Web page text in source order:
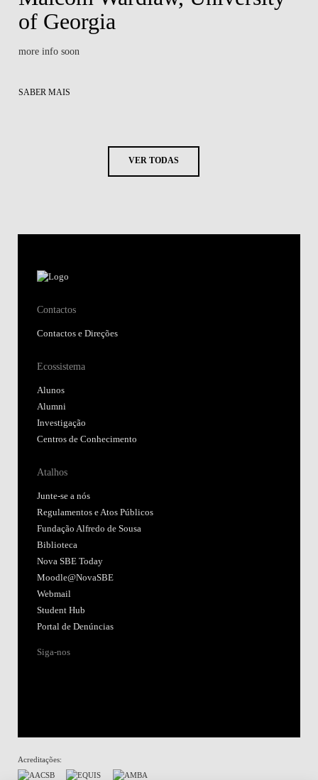
of Georgia
more info soon
SABER MAIS
VER TODAS
Contactos
Contactos e Direções
Ecossistema
Alunos
Alumni
Investigação
Centros de Conhecimento
Atalhos
Junte-se a nós
Regulamentos e Atos Públicos
Fundação Alfredo de Sousa
Biblioteca
Nova SBE Today
Moodle@NovaSBE
Webmail
Student Hub
Portal de Denúncias
Siga-nos
Acreditações: